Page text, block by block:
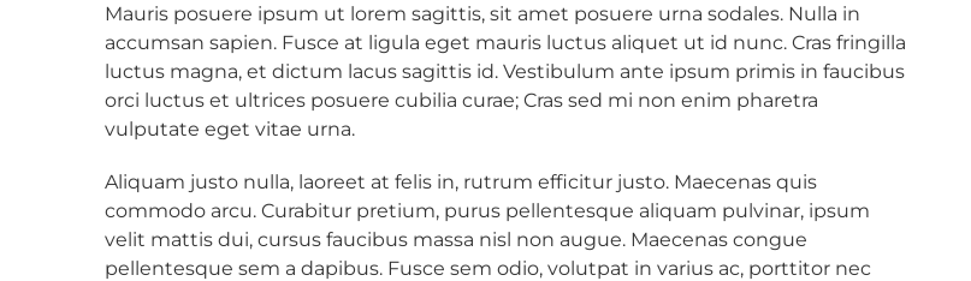
Mauris posuere ipsum ut lorem sagittis, sit amet posuere urna sodales. Nulla in
accumsan sapien. Fusce at ligula eget mauris luctus aliquet ut id nunc. Cras fringilla
luctus magna, et dictum lacus sagittis id. Vestibulum ante ipsum primis in faucibus
orci luctus et ultrices posuere cubilia curae; Cras sed mi non enim pharetra
vulputate eget vitae urna.
Aliquam justo nulla, laoreet at felis in, rutrum efficitur justo. Maecenas quis
commodo arcu. Curabitur pretium, purus pellentesque aliquam pulvinar, ipsum
velit mattis dui, cursus faucibus massa nisl non augue. Maecenas congue
pellentesque sem a dapibus. Fusce sem odio, volutpat in varius ac, porttitor nec